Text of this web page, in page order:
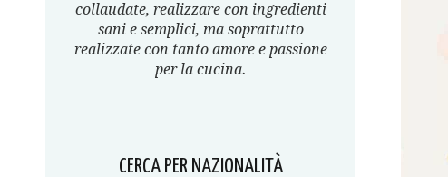
collaudate, realizzare con ingredienti
sani e semplici, ma soprattutto
realizzate con tanto amore e passione
per la cucina.
CERCA PER NAZIONALITÀ